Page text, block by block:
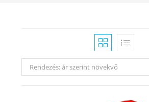
Rendezés: ár szerint növekvő